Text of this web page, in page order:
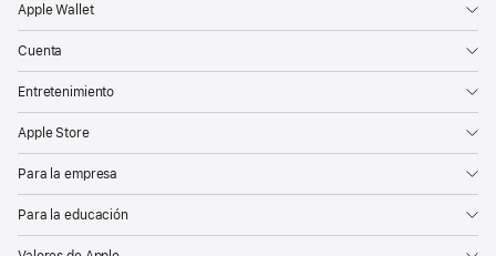
Apple Wallet
Cuenta
Entretenimiento
Apple Store
Para la empresa
Para la educación